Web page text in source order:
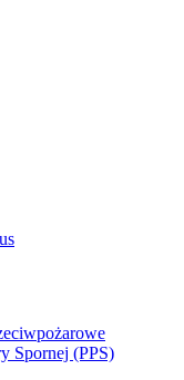
Spornej (PPS)